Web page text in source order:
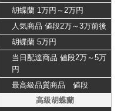
胡蝶蘭 1万円～2万円
人気商品 値段2万～3万前後
胡蝶蘭 5万円
当日配達商品 値段2万～5万
円
最高級品質商品 値段
高級胡蝶蘭